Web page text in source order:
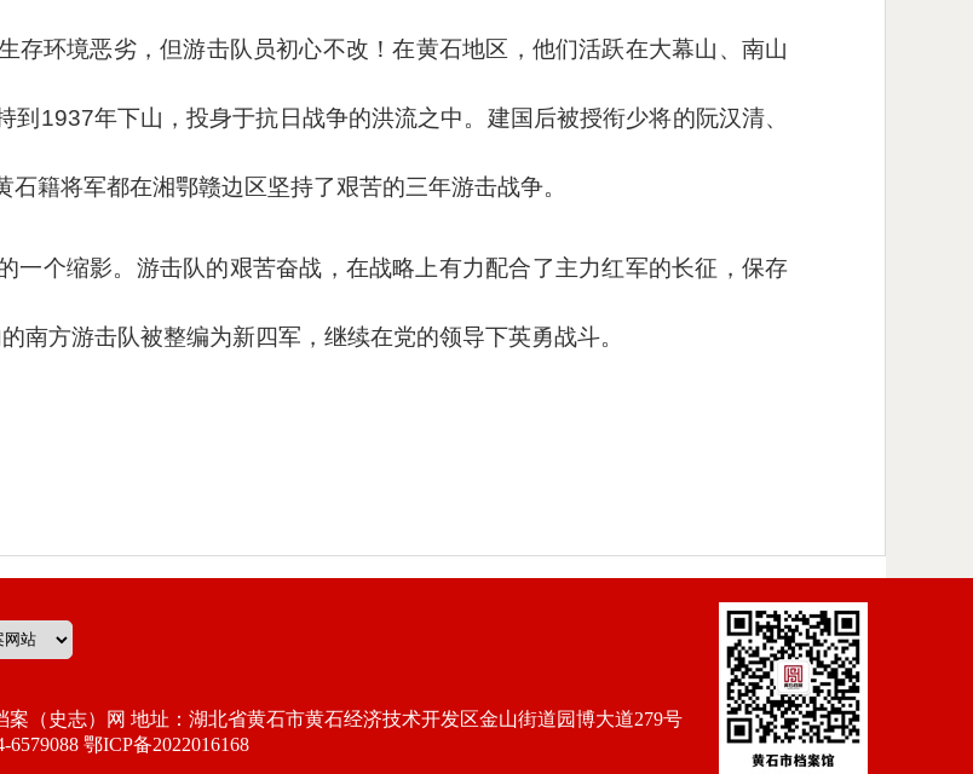
存环境恶劣，但游击队员初心不改！在黄石地区，他们活跃在大幕山、南山
1937年下山，投身于抗日战争的洪流之中。建国后被授衔少将的阮汉清、
籍将军都在湘鄂赣边区坚持了艰苦的三年游击战争。
一个缩影。游击队的艰苦奋战，在战略上有力配合了主力红军的长征，保存
南方游击队被整编为新四军，继续在党的领导下英勇战斗。
案（史志）网 地址：湖北省黄石市黄石经济技术开发区金山街道园博大道279号
6579088 鄂ICP备2022016168